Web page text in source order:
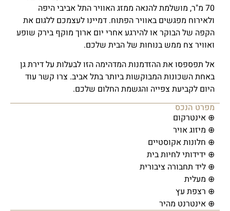
70 מ"ר, מושלמת להנאה ממזג האוויר התל אביבי היפה
ולאירוח מפגשים באוויר הפתוח. דמיינו לעצמכם ללגום את
הקפה של הבוקר או להירגע אחרי יום ארוך מוקף בירק שופע
ואוויר צח ממש בנוחות של הבית שלכם.
אל תפספסו את ההזדמנות המדהימה הזו לבעלות על דירת גן
באחת השכונות המבוקשות ביותר בתל אביב. צרו קשר עוד
היום לקביעת צפייה והגשמת החלום שלכם.
מפרט הנכס
⊕ אינטרקום
⊕ מיזוג אויר
⊕ חלונות אקוסטיים
⊕ ידידותי לחיות בית
⊕ ליד תחבורה ציבורית
⊕ מעלית
⊕ רצפת עץ
⊕ אינטרנט מהיר